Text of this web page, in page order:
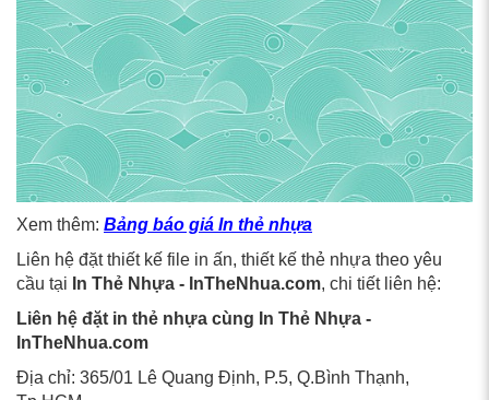
Xem thêm: Bảng báo giá In thẻ nhựa
Liên hệ đặt thiết kế file in ấn, thiết kế thẻ nhựa theo yêu
cầu tại In Thẻ Nhựa - InTheNhua.com, chi tiết liên hệ:
Liên hệ đặt in thẻ nhựa cùng In Thẻ Nhựa -
InTheNhua.com
Địa chỉ: 365/01 Lê Quang Định, P.5, Q.Bình Thạnh,